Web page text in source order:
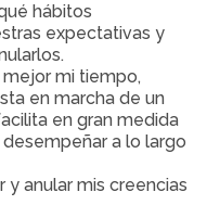
hábitos
expectativas y
mi tiempo,
en marcha de un
en gran medida
a lo largo
anular mis creencias